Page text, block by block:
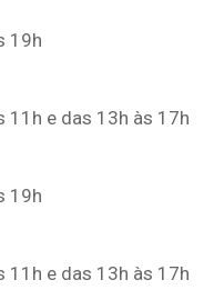
19h
11h e das 13h às 17h
19h
11h e das 13h às 17h